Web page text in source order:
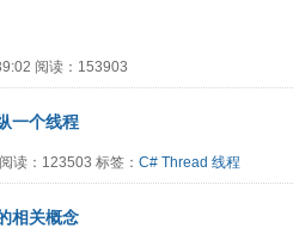
阅读：153903
一个线程
读：123503 标签： C# Thread 线程
相关概念